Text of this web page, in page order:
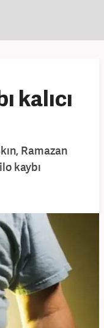
kalıcı
Ramazan
kaybı